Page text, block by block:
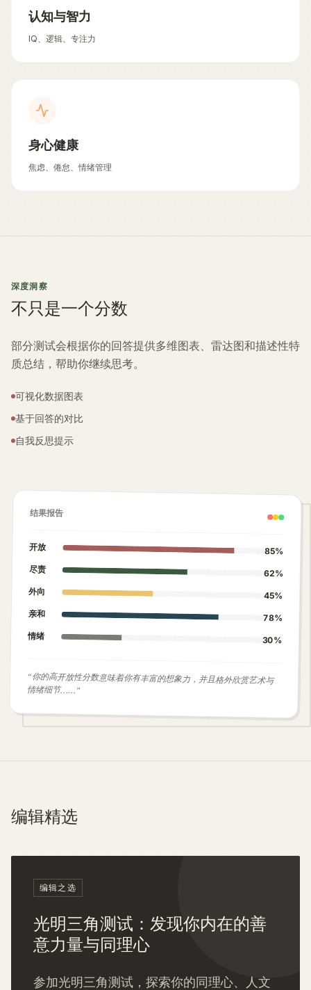
认知与智力
IQ、逻辑、专注力
身心健康
焦虑、倦怠、情绪管理
结果报告
开放 85%
尽责 62%
外向 45%
亲和 78%
情绪 30%
“你的高开放性分数意味着你有丰富的想象力，并且格外欣赏艺术与
情绪细节…… ”
深度洞察
不只是一个分数
部分测试会根据你的回答提供多维图表、雷达图和描述性特
质总结，帮助你继续思考。
可视化数据图表
基于回答的对比
自我反思提示
编辑精选
编辑之选
光明三角测试：发现你内在的善
意力量与同理心
参加光明三角测试，探索你的同理心、人文